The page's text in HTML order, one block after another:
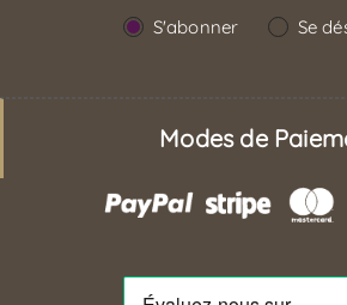
S'abonner Se
Modes de